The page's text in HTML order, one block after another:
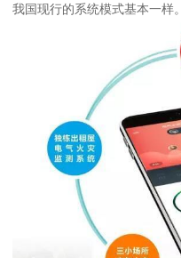
我国现行的系统模式基本一样。